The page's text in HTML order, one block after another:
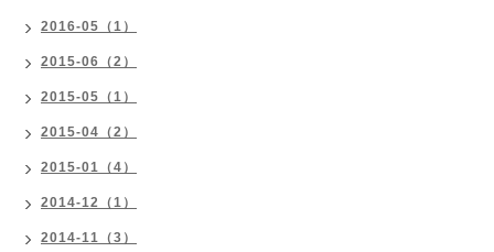
2016-05（1）
2015-06（2）
2015-05（1）
2015-04（2）
2015-01（4）
2014-12（1）
2014-11（3）